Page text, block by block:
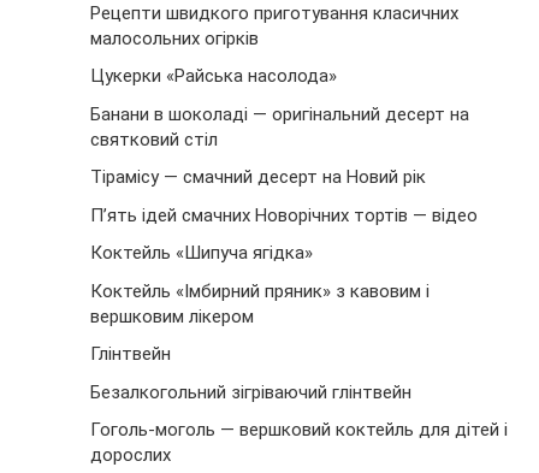
Рецепти швидкого приготування класичних
малосольних огірків
Цукерки «Райська насолода»
Банани в шоколаді — оригінальний десерт на
святковий стіл
Тірамісу — смачний десерт на Новий рік
П’ять ідей смачних Новорічних тортів — відео
Коктейль «Шипуча ягідка»
Коктейль «Імбирний пряник» з кавовим і
вершковим лікером
Глінтвейн
Безалкогольний зігріваючий глінтвейн
Гоголь-моголь — вершковий коктейль для дітей і
дорослих